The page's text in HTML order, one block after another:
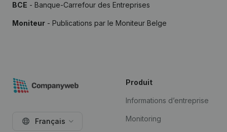
BCE - Banque-Carrefour des Entreprises
Moniteur - Publications par le Moniteur Belge
Français
Produit
Informations d’entreprise
Monitoring